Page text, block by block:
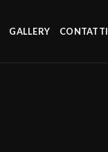
GALLERY CONTATTI